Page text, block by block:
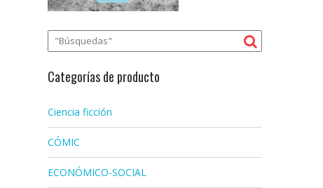
Categorías de producto
Ciencia ficción
CÓMIC
ECONÓMICO-SOCIAL